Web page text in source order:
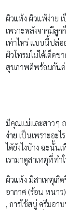
ผิวแห้ง ผิวแพ้ง่าย
เพราะหลังจากมีลู
เท่าไหร่ แบบนี้ปล่อ
ผิวโทรมไม่ได้เด็ด
สุขภาพดีพร้อมกัน
มีคุณแม่และสาวๆ
ง่าย เป็นเพราะอะ
ได้ยังไงบ้าง ฉะนั้น
เรามาดูสาเหตุที่ท
ผิวแห้ง มีสาเหตุเกิ
อากาศ (ร้อน หนา
, การใช้สบู่ ครีมอ